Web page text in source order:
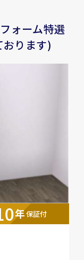
ォーム特選
ります)
年保証付